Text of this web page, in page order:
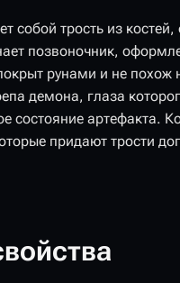
собой трость из
позвоночник,
рунами и не похож
демона, глаза
состояние артефакта.
придают трости